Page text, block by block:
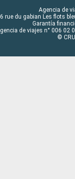
Agencia de
rue du gabian Les flots
Garantía
de viajes n° 006 02
©